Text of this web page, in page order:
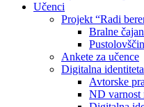
Učenci
Projekt “Radi
Bralne
Ankete za učence
Digitalna identiteta
Avtorske
ND varnost